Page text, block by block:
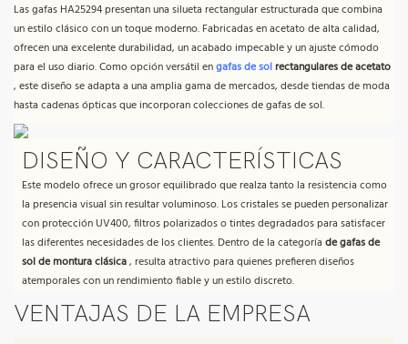
Las gafas HA25294 presentan una silueta rectangular estructurada que combina
un estilo clásico con un toque moderno. Fabricadas en acetato de alta calidad,
ofrecen una excelente durabilidad, un acabado impecable y un ajuste cómodo
para el uso diario. Como opción versátil engafas de solrectangulares de acetato
, este diseño se adapta a una amplia gama de mercados, desde tiendas de moda
hasta cadenas ópticas que incorporan colecciones de gafas de sol.
DISEÑO Y CARACTERÍSTICAS
Este modelo ofrece un grosor equilibrado que realza tanto la resistencia como
la presencia visual sin resultar voluminoso. Los cristales se pueden personalizar
con protección UV400, filtros polarizados o tintes degradados para satisfacer
las diferentes necesidades de los clientes. Dentro de la categoría de gafas de
sol de montura clásica, resulta atractivo para quienes prefieren diseños
atemporales con un rendimiento fiable y un estilo discreto.
VENTAJAS DE LA EMPRESA